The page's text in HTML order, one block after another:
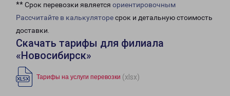
** Срок перевозки является ориентировочным
Рассчитайте в калькуляторесрок и детальную стоимость
доставки.
Скачать тарифы для филиала
«Новосибирск»
Тарифы на услуги перевозки (xlsx)